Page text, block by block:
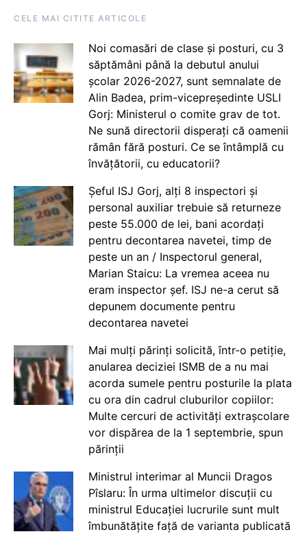
CELE MAI CITITE ARTICOLE
Noi comasări de clase și posturi, cu 3
săptămâni până la debutul anului
școlar 2026-2027, sunt semnalate de
Alin Badea, prim-vicepreședinte USLI
Gorj: Ministerul o comite grav de tot.
Ne sună directorii disperați că oamenii
rămân fără posturi. Ce se întâmplă cu
învățătorii, cu educatorii?
Șeful ISJ Gorj, alți 8 inspectori și
personal auxiliar trebuie să returneze
peste 55.000 de lei, bani acordați
pentru decontarea navetei, timp de
peste un an / Inspectorul general,
Marian Staicu: La vremea aceea nu
eram inspector șef. ISJ ne-a cerut să
depunem documente pentru
decontarea navetei
Mai mulți părinți solicită, într-o petiție,
anularea deciziei ISMB de a nu mai
acorda sumele pentru posturile la plata
cu ora din cadrul cluburilor copiilor:
Multe cercuri de activități extrașcolare
vor dispărea de la 1 septembrie, spun
părinții
Ministrul interimar al Muncii Dragos
Pîslaru: În urma ultimelor discuții cu
ministrul Educației lucrurile sunt mult
îmbunătățite față de varianta publicată